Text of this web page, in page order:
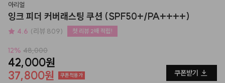
아리얼
잉크 피더 커버래스팅 쿠션 (SPF50+/PA++++)
4.6 (리뷰 809) 첫 리뷰 2배 적립!
12% 48,000
42,000원
37,800원
쿠폰적용가 쿠폰받기